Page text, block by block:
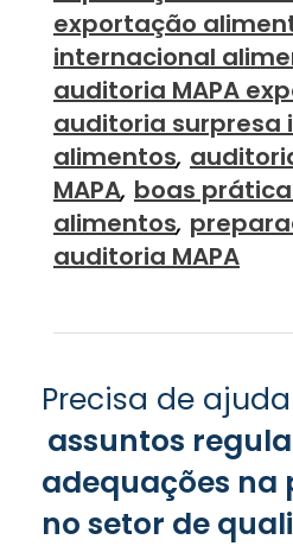
exportação
internacional
auditoria MAPA
auditoria surpresa
alimentos,
MAPA, boas
alimentos,
auditoria MAPA
Precisa de
assuntos
adequações na
no setor de